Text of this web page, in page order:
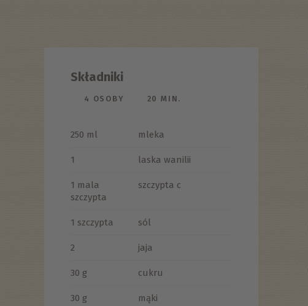
Składniki
4 OSOBY 20 MIN.
250 ml mleka
1 laska wanilii
1 mala
szczypta
szczypta c
1 szczypta sól
2 jaja
30 g cukru
30 g mąki